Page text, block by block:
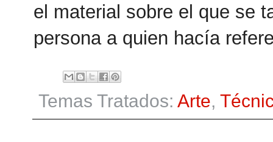
el material sobre el que se
persona a quien hacía
Temas Tratados: Arte,